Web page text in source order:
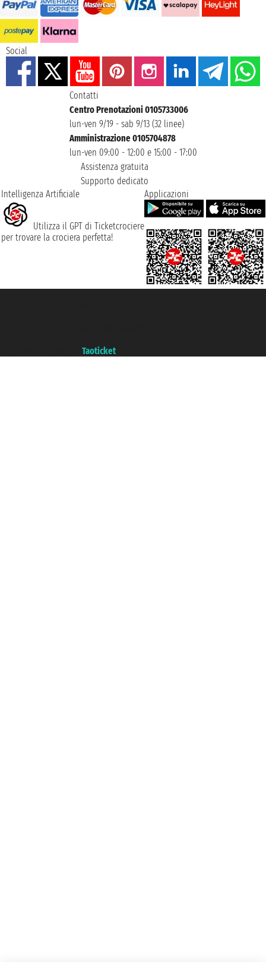
Social
Contatti
Centro Prenotazioni 0105733006
lun-ven 9/19 - sab 9/13 (32 linee)
Amministrazione 0105704878
lun-ven 09:00 - 12:00 e 15:00 - 17:00
Assistenza gratuita
Supporto dedicato
Intelligenza Artificiale
Utilizza il GPT di Ticketcrociere
per trovare la crociera perfetta!
Applicazioni
Taoticket